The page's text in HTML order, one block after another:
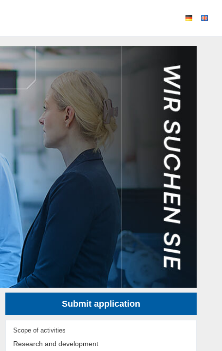
Submit application
Scope of activities
Research and development